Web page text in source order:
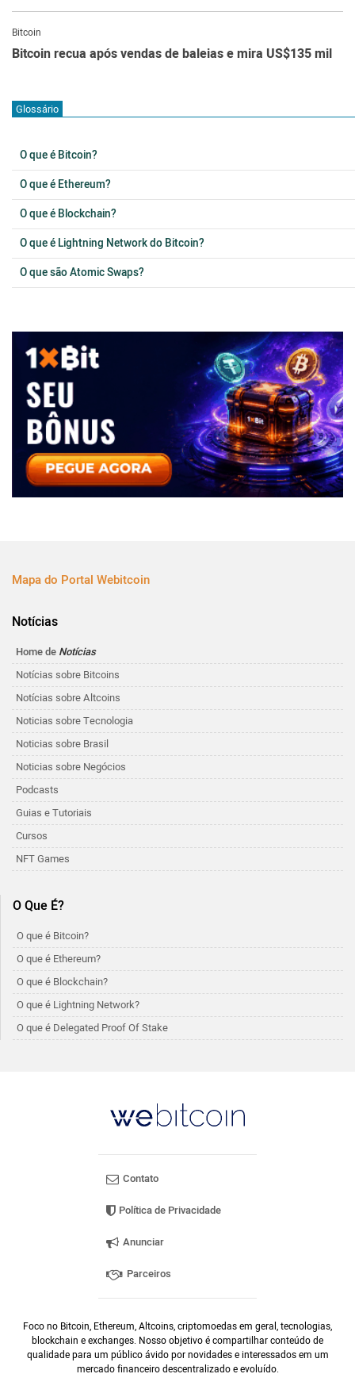
Bitcoin
Bitcoin recua após vendas de baleias e mira US$135 mil
Glossário
O que é Bitcoin?
O que é Ethereum?
O que é Blockchain?
O que é Lightning Network do Bitcoin?
O que são Atomic Swaps?
Mapa do Portal Webitcoin
Notícias
Home de Notícias
Notícias sobre Bitcoins
Notícias sobre Altcoins
Noticias sobre Tecnologia
Noticias sobre Brasil
Noticias sobre Negócios
Podcasts
Guias e Tutoriais
Cursos
NFT Games
O Que É?
O que é Bitcoin?
O que é Ethereum?
O que é Blockchain?
O que é Lightning Network?
O que é Delegated Proof Of Stake
Contato
Política de Privacidade
Anunciar
Parceiros
Foco no Bitcoin, Ethereum, Altcoins, criptomoedas em geral, tecnologias,
blockchain e exchanges. Nosso objetivo é compartilhar conteúdo de
qualidade para um público ávido por novidades e interessados em um
mercado financeiro descentralizado e evoluído.